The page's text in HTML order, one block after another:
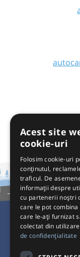
Acest site
cookie-uri
Folosim cookie-uri
conținutul,
traficul. De
informații despre
cu partenerii noștri
care le pot
care le-ați furnizat
colectat din
de confidențialitate